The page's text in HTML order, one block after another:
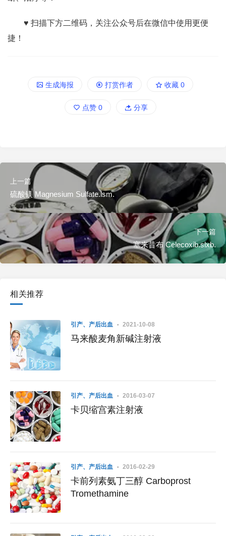
♥ 扫描下方二维码，关注公众号后在微信中使用更便
捷！
生成海报 打赏作者 收藏 0
点赞 0 分享
上一篇
硫酸镁 Magnesium Sulfate.lsm.
下一篇
塞来昔布 Celecoxib.slxb.
相关推荐
引产、产后出血 2021-10-08
马来酸麦角新碱注射液
引产、产后出血 2016-03-07
卡贝缩宫素注射液
引产、产后出血 2016-02-29
卡前列素氨丁三醇 Carboprost
Tromethamine